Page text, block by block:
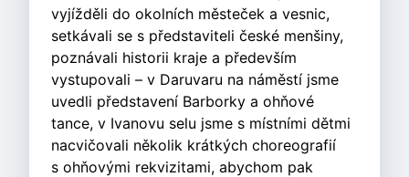
vyjížděli do okolních městeček a vesnic,
setkávali se s představiteli české menšiny,
poznávali historii kraje a především
vystupovali – v Daruvaru na náměstí jsme
uvedli představení Barborky a ohňové
tance, v Ivanovu selu jsme s místními dětmi
nacvičovali několik krátkých choreografií
s ohňovými rekvizitami, abychom pak